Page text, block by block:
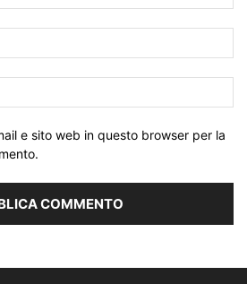
e sito web in questo browser per la